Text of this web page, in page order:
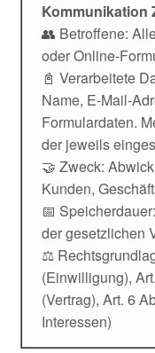
Kommunikation
👥 Betroffene:
oder Online-
📓 Verarbeitete
Name, E-Mail-
Formulardaten.
der jeweils
🤝 Zweck:
Kunden,
📅
der gesetzlichen
⚖️
(Einwilligung),
(Vertrag), Art. 6
Interessen)